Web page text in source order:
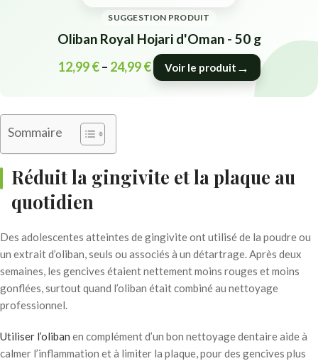
SUGGESTION PRODUIT
Oliban Royal Hojari d'Oman - 50 g
12,99€– 24,99€ Voir le produit →
Sommaire
Réduit la gingivite et la plaque au
quotidien
Des adolescentes atteintes de gingivite ont utilisé de la poudre ou
un extrait d’oliban, seuls ou associés à un détartrage. Après deux
semaines, les gencives étaient nettement moins rouges et moins
gonflées, surtout quand l’oliban était combiné au nettoyage
professionnel.
Utiliser l’oliban en complément d’un bon nettoyage dentaire aide à
calmer l’inflammation et à limiter la plaque, pour des gencives plus